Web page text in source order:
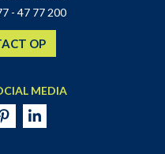
- 47 77 200
OP
MEDIA